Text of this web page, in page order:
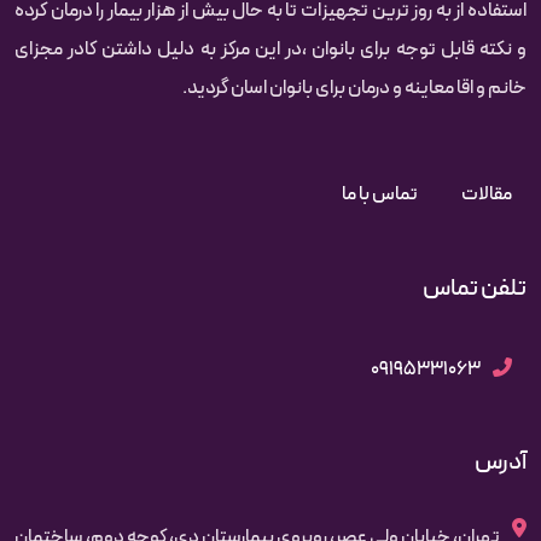
استفاده از به روز ترین تجهیزات تا به حال بیش از هزار بیمار را درمان کرده‌‌‌‌
و نکته قابل توجه برای بانوان ،در این مرکز به دلیل داشتن کادر مجزای
خانم و اقا معاینه و درمان برای بانوان اسان گردید.
مقالات تماس با ما
تلفن تماس
09195331063
آدرس